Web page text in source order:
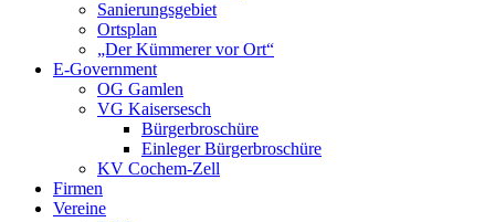
Sanierungsgebiet
Ortsplan
„Der Kümmerer vor Ort“
E-Government
OG Gamlen
VG Kaisersesch
Bürgerbroschüre
Einleger Bürgerbroschüre
KV Cochem-Zell
Firmen
Vereine